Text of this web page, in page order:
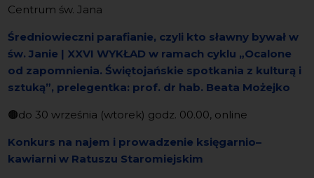
Centrum św. Jana
Średniowieczni parafianie, czyli kto sławny bywał w
św. Janie | XXVI WYKŁAD w ramach cyklu „Ocalone
od zapomnienia. Świętojańskie spotkania z kulturą i
sztuką”, prelegentka: prof. dr hab. Beata Możejko
🟤do 30 września (wtorek) godz. 00.00, online
Konkurs na najem i prowadzenie księgarnio–
kawiarni w Ratuszu Staromiejskim